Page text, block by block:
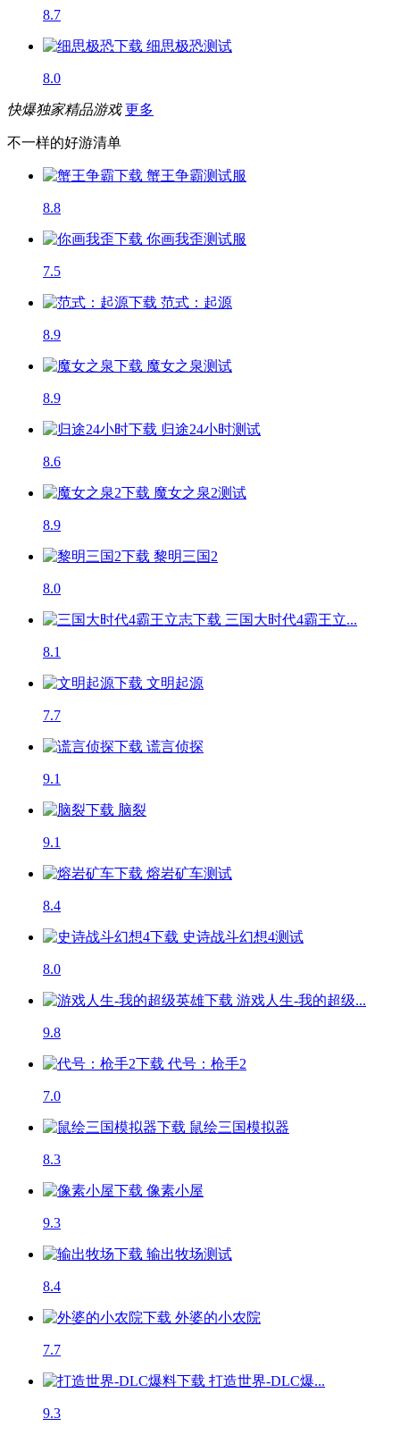
8.7
细思极恐测试
8.0
快爆独家精品游戏 更多
不一样的好游清单
蟹王争霸测试服
8.8
你画我歪测试服
7.5
范式：起源
8.9
魔女之泉测试
8.9
归途24小时测试
8.6
魔女之泉2测试
8.9
黎明三国2
8.0
三国大时代4霸王立...
8.1
文明起源
7.7
谎言侦探
9.1
脑裂
9.1
熔岩矿车测试
8.4
史诗战斗幻想4测试
8.0
游戏人生-我的超级...
9.8
代号：枪手2
7.0
鼠绘三国模拟器
8.3
像素小屋
9.3
输出牧场测试
8.4
外婆的小农院
7.7
打造世界-DLC爆...
9.3